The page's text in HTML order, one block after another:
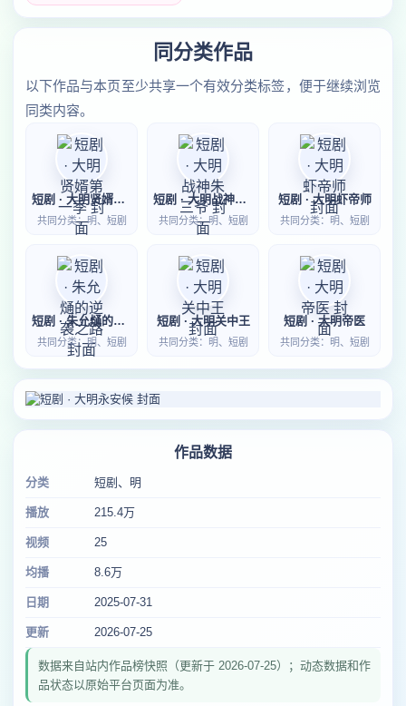
同分类作品
以下作品与本页至少共享一个有效分类标签，便于继续浏览
同类内容。
短剧 · 大明贤婿第一季
共同分类：明、短剧
短剧 · 大明战神朱三爷
共同分类：明、短剧
短剧 · 大明虾帝师
共同分类：明、短剧
短剧 · 朱允熥的逆袭之路
共同分类：明、短剧
短剧 · 大明关中王
共同分类：明、短剧
短剧 · 大明帝医
共同分类：明、短剧
作品数据
分类 短剧、明
播放 215.4万
视频 25
均播 8.6万
日期 2025-07-31
更新 2026-07-25
数据来自站内作品榜快照（更新于 2026-07-25）；动态数据和作
品状态以原始平台页面为准。